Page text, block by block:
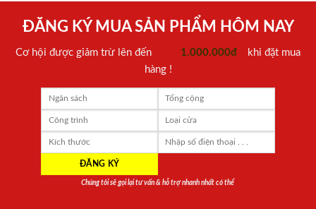
ĐĂNG KÝ MUA SẢN PHẨM HÔM NAY
Cơ hội được giảm trừ lên đến 1.000.000đ
khi đặt mua
hàng !
Chúng tôi sẽ gọi lại tư vấn & hỗ trợ nhanh nhất có thể